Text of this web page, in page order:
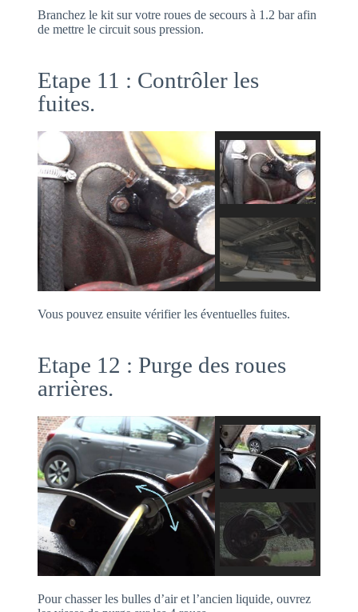
Branchez le kit sur votre roues de secours à 1.2 bar afin
de mettre le circuit sous pression.
Etape 11 : Contrôler les
fuites.
Vous pouvez ensuite vérifier les éventuelles fuites.
Etape 12 : Purge des roues
arrières.
Pour chasser les bulles d’air et l’ancien liquide, ouvrez